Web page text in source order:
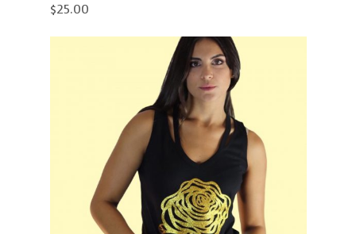
$25.00